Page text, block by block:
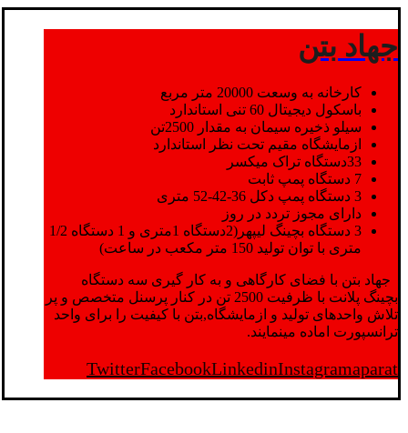
جهاد بتن
کارخانه به وسعت 20000 متر مربع
باسکول دیجیتال 60 تنی استاندارد
سیلو ذخیره سیمان به مقدار 2500تن
ازمایشگاه مقیم تحت نظر استاندارد
33دستگاه تراک میکسر
7 دستگاه پمپ ثابت
3 دستگاه پمپ دکل 36-42-52 متری
دارای مجوز تردد در روز
3 دستگاه بچینگ لیپهر(2دستگاه 1متری و 1 دستگاه 1/2
متری با توان تولید 150 متر مکعب در ساعت)
جهاد بتن با فضای کارگاهی و به کار گیری سه دستگاه
بچینگ پلانت با ظرفیت 2500 تن در کنار پرسنل متخصص و پر
تلاش واحدهای تولید و ازمایشگاه,بتن با کیفیت را برای واحد
ترانسپورت اماده مینمایند.
TwitterFacebookLinkedinInstagramaparat